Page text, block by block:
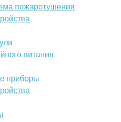
пожаротушения
питания
приборы